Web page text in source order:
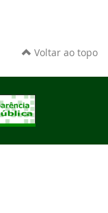
Voltar ao topo